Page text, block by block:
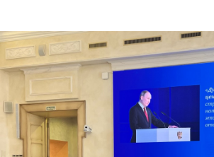
ПРОВОЗГЛАШЕН ГОДОМ
МАТЕРИ В ЯКУТИИ